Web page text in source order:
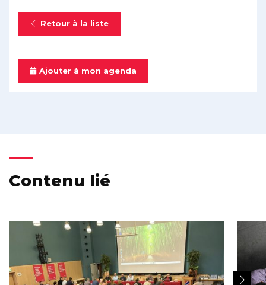
Retour à la liste
Ajouter à mon agenda
Contenu lié